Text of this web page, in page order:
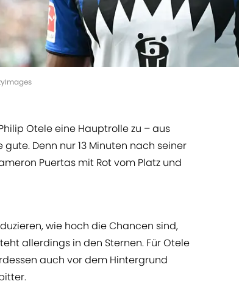
Otele eine Hauptrolle zu – aus
Denn nur 13 Minuten nach seiner
Puertas mit Rot vom Platz und
wie hoch die Chancen sind,
allerdings in den Sternen. Für Otele
auch vor dem Hintergrund